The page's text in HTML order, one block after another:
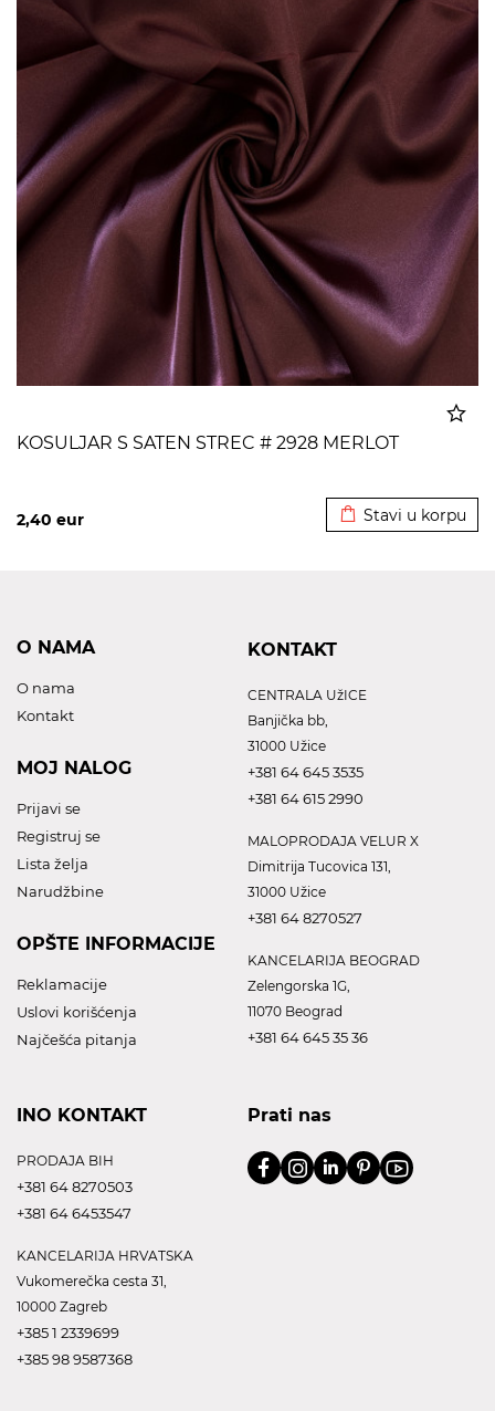
KOSULJAR S SATEN STREC # 2928 MERLOT
2,40 eur Stavi u korpu
O NAMA
O nama
Kontakt
MOJ NALOG
Prijavi se
Registruj se
Lista želja
Narudžbine
OPŠTE INFORMACIJE
Reklamacije
Uslovi korišćenja
Najčešća pitanja
KONTAKT
CENTRALA UžICE
Banjička bb,
31000 Užice
+381 64 645 3535
+381 64 615 2990
MALOPRODAJA VELUR X
Dimitrija Tucovica 131,
31000 Užice
+381 64 8270527
KANCELARIJA BEOGRAD
Zelengorska 1G,
11070 Beograd
+381 64 645 35 36
INO KONTAKT
PRODAJA BIH
+381 64 8270503
+381 64 6453547
KANCELARIJA HRVATSKA
Vukomerečka cesta 31,
10000 Zagreb
+385 1 2339699
+385 98 9587368
Prati nas